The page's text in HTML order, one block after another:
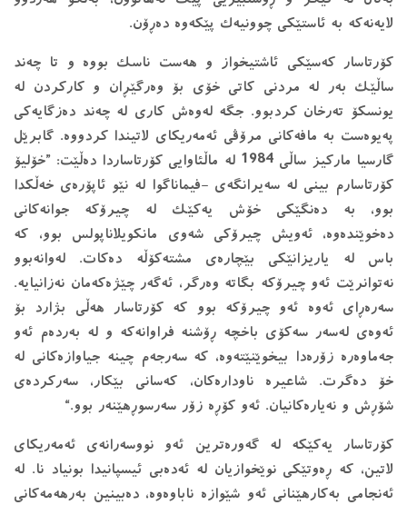
لایەنەكە بە ئاستێكی چوونیەك پێكەوە دەڕۆن.
كۆرتاسار كەسێكی ئاشتیخواز و هەست ناسك بووە و تا چەند
ساڵێك بەر لە مردنی كاتی خۆی بۆ وەرگێڕان و كاركردن لە
یونسكۆ تەرخان كردبوو. جگە لەوەش كاری لە چەند دەزگایەكی
پەیوەست بە مافەكانی مرۆڤی ئەمەریكای لاتیندا كردووە. گابرێل
گارسیا ماركیز ساڵی 1984 لە ماڵئاوایی كۆرتاساردا دەڵێت: ”خۆلیۆ
كۆرتاسارم بینی لە سەیرانگەی -فیماناگوا لە نێو ئاپۆرەی خەڵكدا
بوو، بە دەنگێكی خۆش یەكێك لە چیرۆكە جوانەكانی
دەخوێندەوە، ئەویش چیرۆكی شەوی مانكویلاناپولس بوو، كە
باس لە یاریزانێكی بێچارەی مشتەكۆڵە دەكات. لەوانەبوو
نەتوانرێت ئەو چیرۆكە بگاتە وەرگر، ئەگەر چێژەكەمان نەزانیایە.
سەرەڕای ئەوە ئەو چیرۆكە بوو كە كۆرتاسار هەڵی بژارد بۆ
ئەوەی لەسەر سەكۆی باخچە ڕۆشنە فراوانەكە و لە بەردەم ئەو
جەماوەرە زۆرەدا بیخوێنێتەوە، كە سەرجەم چینە جیاوازەكانی لە
خۆ دەگرت. شاعیرە ناودارەكان، كەسانی بێكار، سەركردەی
شۆڕش و نەیارەكانیان. ئەو كۆڕە زۆر سەرسوڕهێنەر بوو.“
کۆرتاسار یەکێکە لە گەورەترین ئەو نووسەرانەی ئەمەریکای
لاتین، کە ڕەوتێکی نوێخوازیان لە ئەدەبی ئیسپانیدا بونیاد نا. لە
ئەنجامی بەکارهێنانی ئەو شێوازە ناباوەوە، دەبینین بەرهەمەکانی